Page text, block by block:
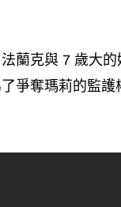
蘭克與 7 歲大
爭奪瑪莉的監